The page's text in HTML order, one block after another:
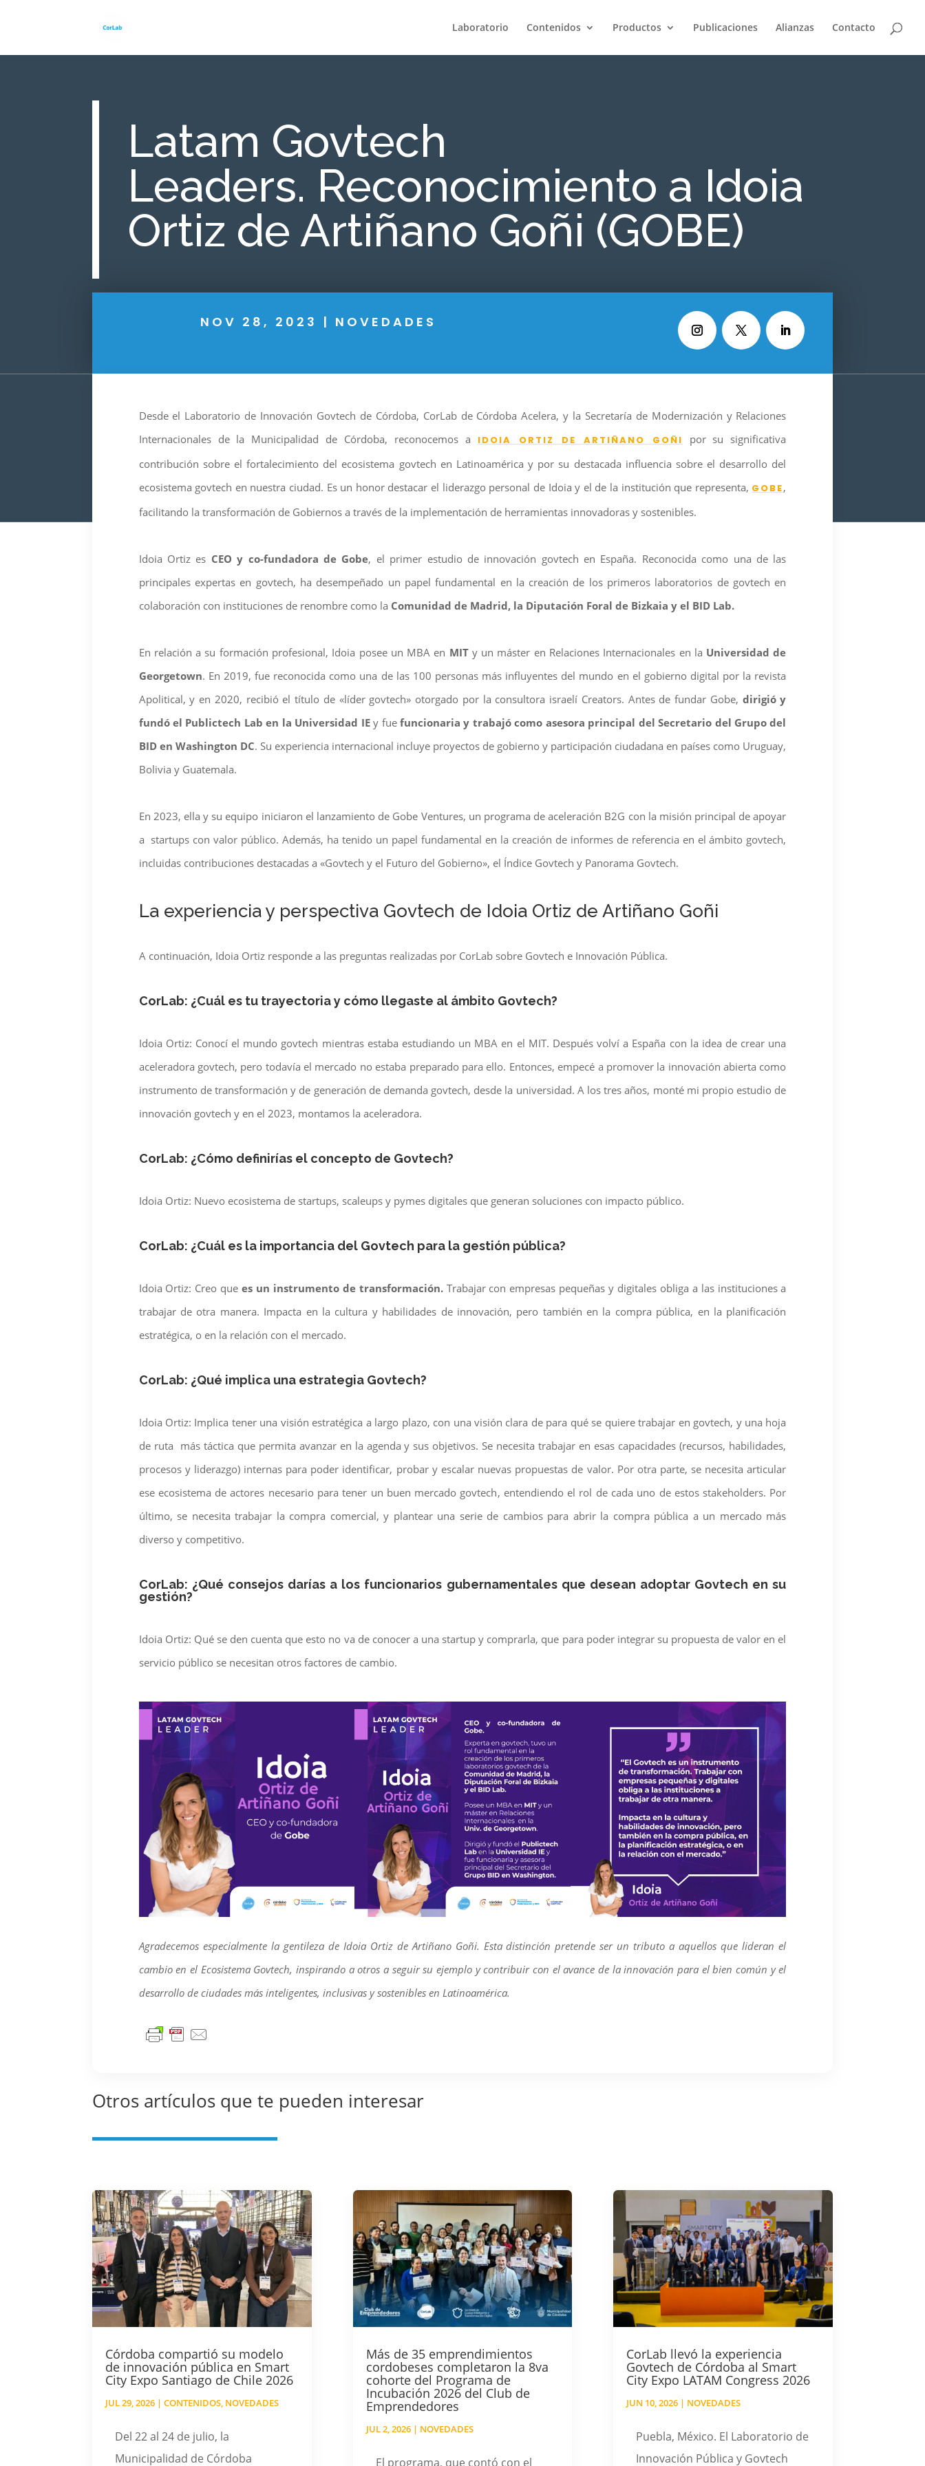
Laboratorio Contenidos Productos Publicaciones Alianzas Contacto
Latam Govtech
Leaders. Reconocimiento a Idoia
Ortiz de Artiñano Goñi (GOBE)
NOV 28, 2023 | NOVEDADES
Desde el Laboratorio de Innovación Govtech de Córdoba, CorLab de Córdoba Acelera, y la Secretaría de Modernización y Relaciones
Internacionales de la Municipalidad de Córdoba, reconocemos a
IDOIA ORTIZ DE ARTIÑANO GOÑI
por su significativa
contribución sobre el fortalecimiento del ecosistema govtech en Latinoamérica y por su destacada influencia sobre el desarrollo del
ecosistema govtech en nuestra ciudad. Es un honor destacar el liderazgo personal de Idoia y el de la institución que representa, GOBE,
facilitando la transformación de Gobiernos a través de la implementación de herramientas innovadoras y sostenibles.
Idoia Ortiz es CEO y co-fundadora de Gobe, el primer estudio de innovación govtech en España. Reconocida como una de las
principales expertas en govtech, ha desempeñado un papel fundamental en la creación de los primeros laboratorios de govtech en
colaboración con instituciones de renombre como la Comunidad de Madrid, la Diputación Foral de Bizkaia y el BID Lab.
En relación a su formación profesional, Idoia posee un MBA en MITy un máster en Relaciones Internacionales en la Universidad de
Georgetown. En 2019, fue reconocida como una de las 100 personas más influyentes del mundo en el gobierno digital por la revista
Apolitical, y en 2020, recibió el título de «líder govtech» otorgado por la consultora israelí Creators. Antes de fundar Gobe, dirigió y
fundó el Publictech Lab en la Universidad IEy fuefuncionaria y trabajó como asesora principal del Secretario del Grupo del
BID en Washington DC. Su experiencia internacional incluye proyectos de gobierno y participación ciudadana en países como Uruguay,
Bolivia y Guatemala.
En 2023, ella y su equipo iniciaron el lanzamiento de Gobe Ventures, un programa de aceleración B2G con la misión principal de apoyar
a startups con valor público. Además, ha tenido un papel fundamental en la creación de informes de referencia en el ámbito govtech,
incluidas contribuciones destacadas a «Govtech y el Futuro del Gobierno», el Índice Govtech y Panorama Govtech.
La experiencia y perspectiva Govtech de Idoia Ortiz de Artiñano Goñi
A continuación, Idoia Ortiz responde a las preguntas realizadas por CorLab sobre Govtech e Innovación Pública.
CorLab: ¿Cuál es tu trayectoria y cómo llegaste al ámbito Govtech?
Idoia Ortiz: Conocí el mundo govtech mientras estaba estudiando un MBA en el MIT. Después volví a España con la idea de crear una
aceleradora govtech, pero todavía el mercado no estaba preparado para ello. Entonces, empecé a promover la innovación abierta como
instrumento de transformación y de generación de demanda govtech, desde la universidad. A los tres años, monté mi propio estudio de
innovación govtech y en el 2023, montamos la aceleradora.
CorLab: ¿Cómo definirías el concepto de Govtech?
Idoia Ortiz: Nuevo ecosistema de startups, scaleups y pymes digitales que generan soluciones con impacto público.
CorLab: ¿Cuál es la importancia del Govtech para la gestión pública?
Idoia Ortiz: Creo quees un instrumento de transformación.Trabajar con empresas pequeñas y digitales obliga a las instituciones a
trabajar de otra manera. Impacta en la cultura y habilidades de innovación, pero también en la compra pública, en la planificación
estratégica, o en la relación con el mercado.
CorLab: ¿Qué implica una estrategia Govtech?
Idoia Ortiz: Implica tener una visión estratégica a largo plazo, con una visión clara de para qué se quiere trabajar en govtech, y una hoja
de ruta más táctica que permita avanzar en la agenda y sus objetivos. Se necesita trabajar en esas capacidades (recursos, habilidades,
procesos y liderazgo) internas para poder identificar, probar y escalar nuevas propuestas de valor. Por otra parte, se necesita articular
ese ecosistema de actores necesario para tener un buen mercado govtech, entendiendo el rol de cada uno de estos stakeholders. Por
último, se necesita trabajar la compra comercial, y plantear una serie de cambios para abrir la compra pública a un mercado más
diverso y competitivo.
CorLab: ¿Qué consejos darías a los funcionarios gubernamentales que desean adoptar Govtech en su
gestión?
Idoia Ortiz: Qué se den cuenta que esto no va de conocer a una startup y comprarla, que para poder integrar su propuesta de valor en el
servicio público se necesitan otros factores de cambio.
Agradecemos especialmente la gentileza de Idoia Ortiz de Artiñano Goñi. Esta distinción pretende ser un tributo a aquellos que lideran el
cambio en el Ecosistema Govtech, inspirando a otros a seguir su ejemplo y contribuir con el avance de la innovación para el bien común y el
desarrollo de ciudades más inteligentes, inclusivas y sostenibles en Latinoamérica.
Otros artículos que te pueden interesar
Córdoba compartió su modelo
de innovación pública en Smart
City Expo Santiago de Chile 2026
JUL 29, 2026 |CONTENIDOS, NOVEDADES
Del 22 al 24 de julio, la
Municipalidad de Córdoba
Más de 35 emprendimientos
cordobeses completaron la 8va
cohorte del Programa de
Incubación 2026 del Club de
Emprendedores
JUL 2, 2026| NOVEDADES
El programa, que contó con el
CorLab llevó la experiencia
Govtech de Córdoba al Smart
City Expo LATAM Congress 2026
JUN 10, 2026| NOVEDADES
Puebla, México. El Laboratorio de
Innovación Pública y Govtech